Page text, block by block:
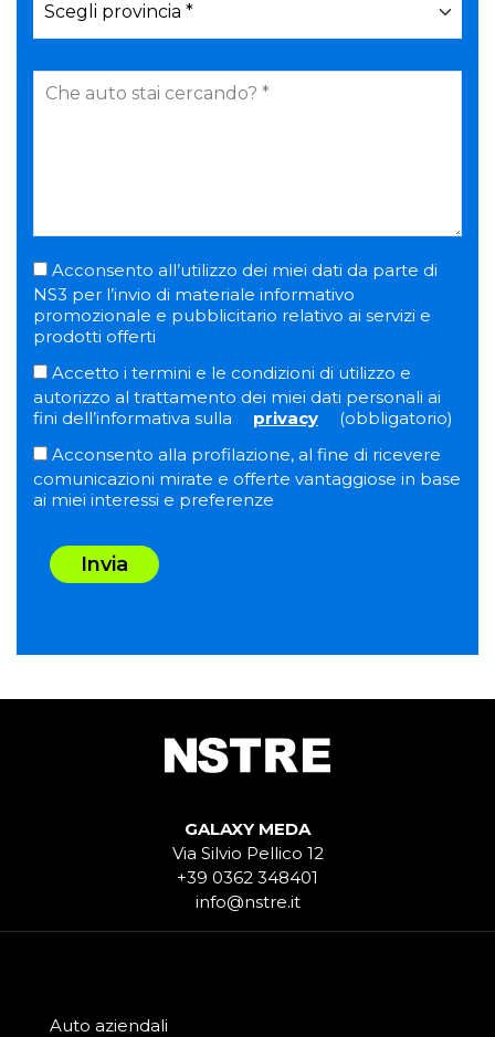
Acconsento all’utilizzo dei miei dati da parte di
NS3 per l’invio di materiale informativo
promozionale e pubblicitario relativo ai servizi e
prodotti offerti
Accetto i termini e le condizioni di utilizzo e
autorizzo al trattamento dei miei dati personali ai
fini dell’informativa sulla
privacy
(obbligatorio)
Acconsento alla profilazione, al fine di ricevere
comunicazioni mirate e offerte vantaggiose in base
ai miei interessi e preferenze
Invia
GALAXY MEDA
Via Silvio Pellico 12
+39 0362 348401
info@nstre.it
Auto aziendali